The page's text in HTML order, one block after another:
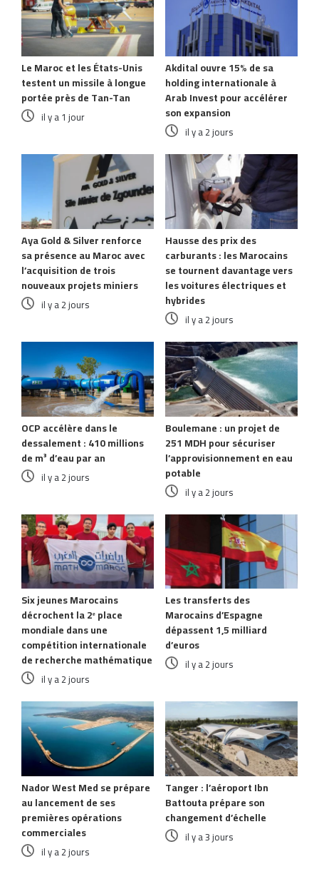
Le Maroc et les États-Unis
testent un missile à longue
portée près de Tan-Tan
il y a 1 jour
Akdital ouvre 15% de sa
holding internationale à
Arab Invest pour accélérer
son expansion
il y a 2 jours
Aya Gold & Silver renforce
sa présence au Maroc avec
l’acquisition de trois
nouveaux projets miniers
il y a 2 jours
Hausse des prix des
carburants : les Marocains
se tournent davantage vers
les voitures électriques et
hybrides
il y a 2 jours
OCP accélère dans le
dessalement : 410 millions
de m³ d’eau par an
il y a 2 jours
Boulemane : un projet de
251 MDH pour sécuriser
l’approvisionnement en eau
potable
il y a 2 jours
Six jeunes Marocains
décrochent la 2ᵉ place
mondiale dans une
compétition internationale
de recherche mathématique
il y a 2 jours
Les transferts des
Marocains d’Espagne
dépassent 1,5 milliard
d’euros
il y a 2 jours
Nador West Med se prépare
au lancement de ses
premières opérations
commerciales
il y a 2 jours
Tanger : l’aéroport Ibn
Battouta prépare son
changement d’échelle
il y a 3 jours